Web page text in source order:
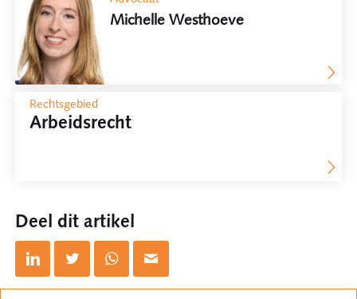
Michelle Westhoeve
Rechtsgebied
Arbeidsrecht
Deel dit artikel